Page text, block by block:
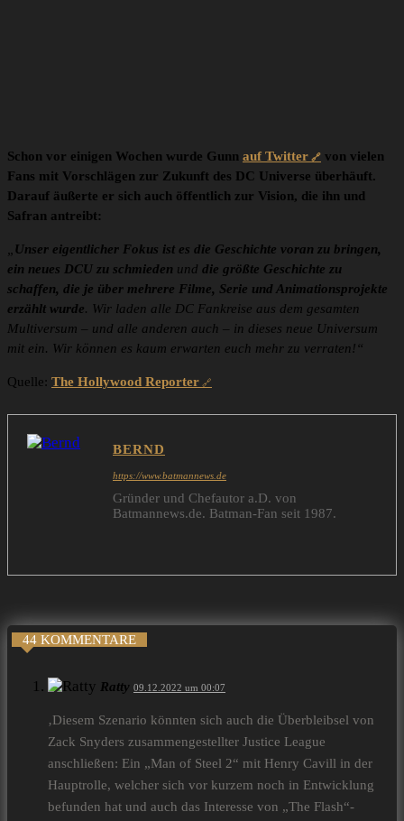
Schon vor einigen Wochen wurde Gunn auf Twitter
von vielen
Fans mit Vorschlägen zur Zukunft des DC Universe überhäuft.
Darauf äußerte er sich auch öffentlich zur Vision, die ihn und
Safran antreibt:
„ Unser eigentlicher Fokus ist es die Geschichte voran zu bringen,
ein neues DCU zu schmieden und die größte Geschichte zu
schaffen, die je über mehrere Filme, Serie und Animationsprojekte
erzählt wurde. Wir laden alle DC Fankreise aus dem gesamten
Multiversum – und alle anderen auch – in dieses neue Universum
mit ein. Wir können es kaum erwarten euch mehr zu verraten!“
Quelle: The Hollywood Reporter
BERND
https://www.batmannews.de
Gründer und Chefautor a.D. von
Batmannews.de. Batman-Fan seit 1987.
44 KOMMENTARE
Ratty 09.12.2022 um 00:07
‚Diesem Szenario könnten sich auch die Überbleibsel von
Zack Snyders zusammengestellter Justice League
anschließen: Ein „Man of Steel 2“ mit Henry Cavill in der
Hauptrolle, welcher sich vor kurzem noch in Entwicklung
befunden hat und auch das Interesse von „The Flash“-